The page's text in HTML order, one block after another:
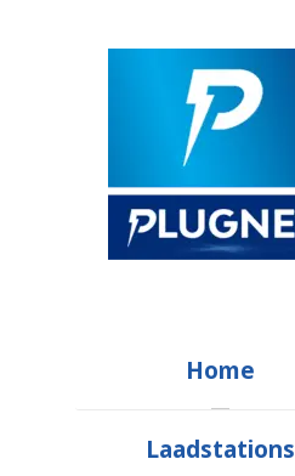
Home
Laadstations